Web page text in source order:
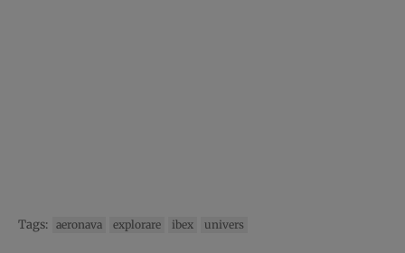
Tags: aeronava explorare ibex univers